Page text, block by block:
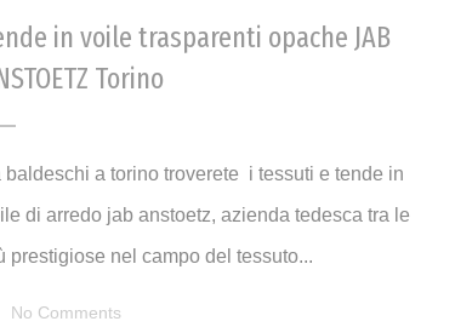
in voile trasparenti opache JAB
Torino
baldeschi a torino troverete i tessuti e tende in
di arredo jab anstoetz, azienda tedesca tra le
prestigiose nel campo del tessuto...
No Comments